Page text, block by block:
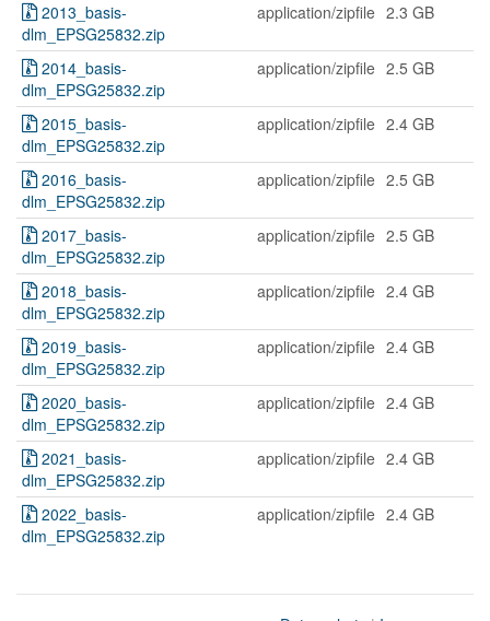
2013_basis-
dlm_EPSG25832.zip
application/zipfile 2.3 GB
2014_basis-
dlm_EPSG25832.zip
application/zipfile 2.5 GB
2015_basis-
dlm_EPSG25832.zip
application/zipfile 2.4 GB
2016_basis-
dlm_EPSG25832.zip
application/zipfile 2.5 GB
2017_basis-
dlm_EPSG25832.zip
application/zipfile 2.5 GB
2018_basis-
dlm_EPSG25832.zip
application/zipfile 2.4 GB
2019_basis-
dlm_EPSG25832.zip
application/zipfile 2.4 GB
2020_basis-
dlm_EPSG25832.zip
application/zipfile 2.4 GB
2021_basis-
dlm_EPSG25832.zip
application/zipfile 2.4 GB
2022_basis-
dlm_EPSG25832.zip
application/zipfile 2.4 GB